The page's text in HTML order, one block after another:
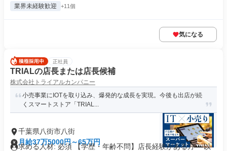
業界未経験歓迎 +11個
気になる
正社員
TRIALの店長または店長候補
株式会社トライアルカンパニー
小売事業にIOTを取り込み、爆発的な成長を実現。今後も出店が続
くスマートストア「TRIAL...
千葉県八街市八街
月給37万5000円～65万円
求める人材: 必須 【学歴・年齢不問】店長経験がある方 ～以